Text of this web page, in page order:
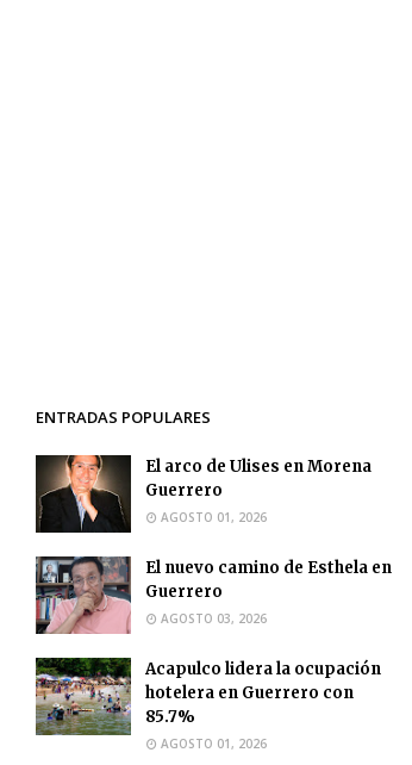
ENTRADAS POPULARES
El arco de Ulises en Morena
Guerrero
AGOSTO 01, 2026
El nuevo camino de Esthela en
Guerrero
AGOSTO 03, 2026
Acapulco lidera la ocupación
hotelera en Guerrero con
85.7%
AGOSTO 01, 2026